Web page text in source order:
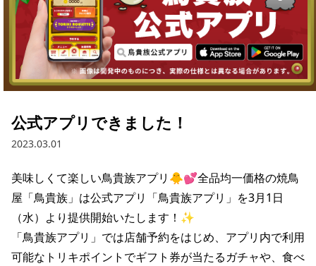
公式アプリできました！
2023.03.01
美味しくて楽しい鳥貴族アプリ🐥💕全品均一価格の焼鳥
屋「鳥貴族」は公式アプリ「鳥貴族アプリ」を3月1日
（水）より提供開始いたします！✨
「鳥貴族アプリ」では店舗予約をはじめ、アプリ内で利用
可能なトリキポイントでギフト券が当たるガチャや、食べ